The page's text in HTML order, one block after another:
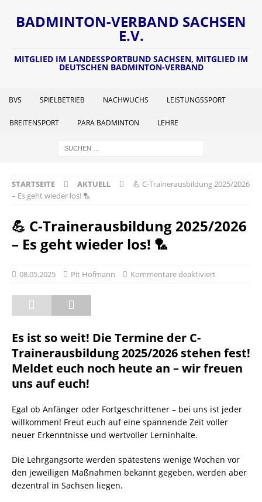
BADMINTON-VERBAND SACHSEN
E.V.
MITGLIED IM LANDESSPORTBUND SACHSEN, MITGLIED IM
DEUTSCHEN BADMINTON-VERBAND
BVS SPIELBETRIEB NACHWUCHS LEISTUNGSSPORT
BREITENSPORT PARA BADMINTON LEHRE
STARTSEITE AKTUELL
💪 C-Trainerausbildung 2025/2026
– Es geht wieder los! 🏸
💪 C-Trainerausbildung 2025/2026
– Es geht wieder los! 🏸
08.05.2025 Pit Hofmann Kommentare deaktiviert
Es ist so weit! Die Termine der C-
Trainerausbildung 2025/2026 stehen fest!
Meldet euch noch heute an – wir freuen
uns auf euch!
Egal ob Anfänger oder Fortgeschrittener – bei uns ist jeder
willkommen! Freut euch auf eine spannende Zeit voller
neuer Erkenntnisse und wertvoller Lerninhalte.
Die Lehrgangsorte werden spätestens wenige Wochen vor
den jeweiligen Maßnahmen bekannt gegeben, werden aber
dezentral in Sachsen liegen.